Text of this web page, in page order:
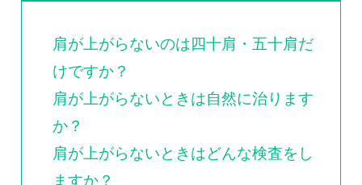
電話受付時間：月〜金／9:00〜16:30（土日祝休）
肩が上がらないのは四十肩・五十肩だ
けですか？
肩が上がらないときは自然に治ります
か？
肩が上がらないときはどんな検査をし
ますか？